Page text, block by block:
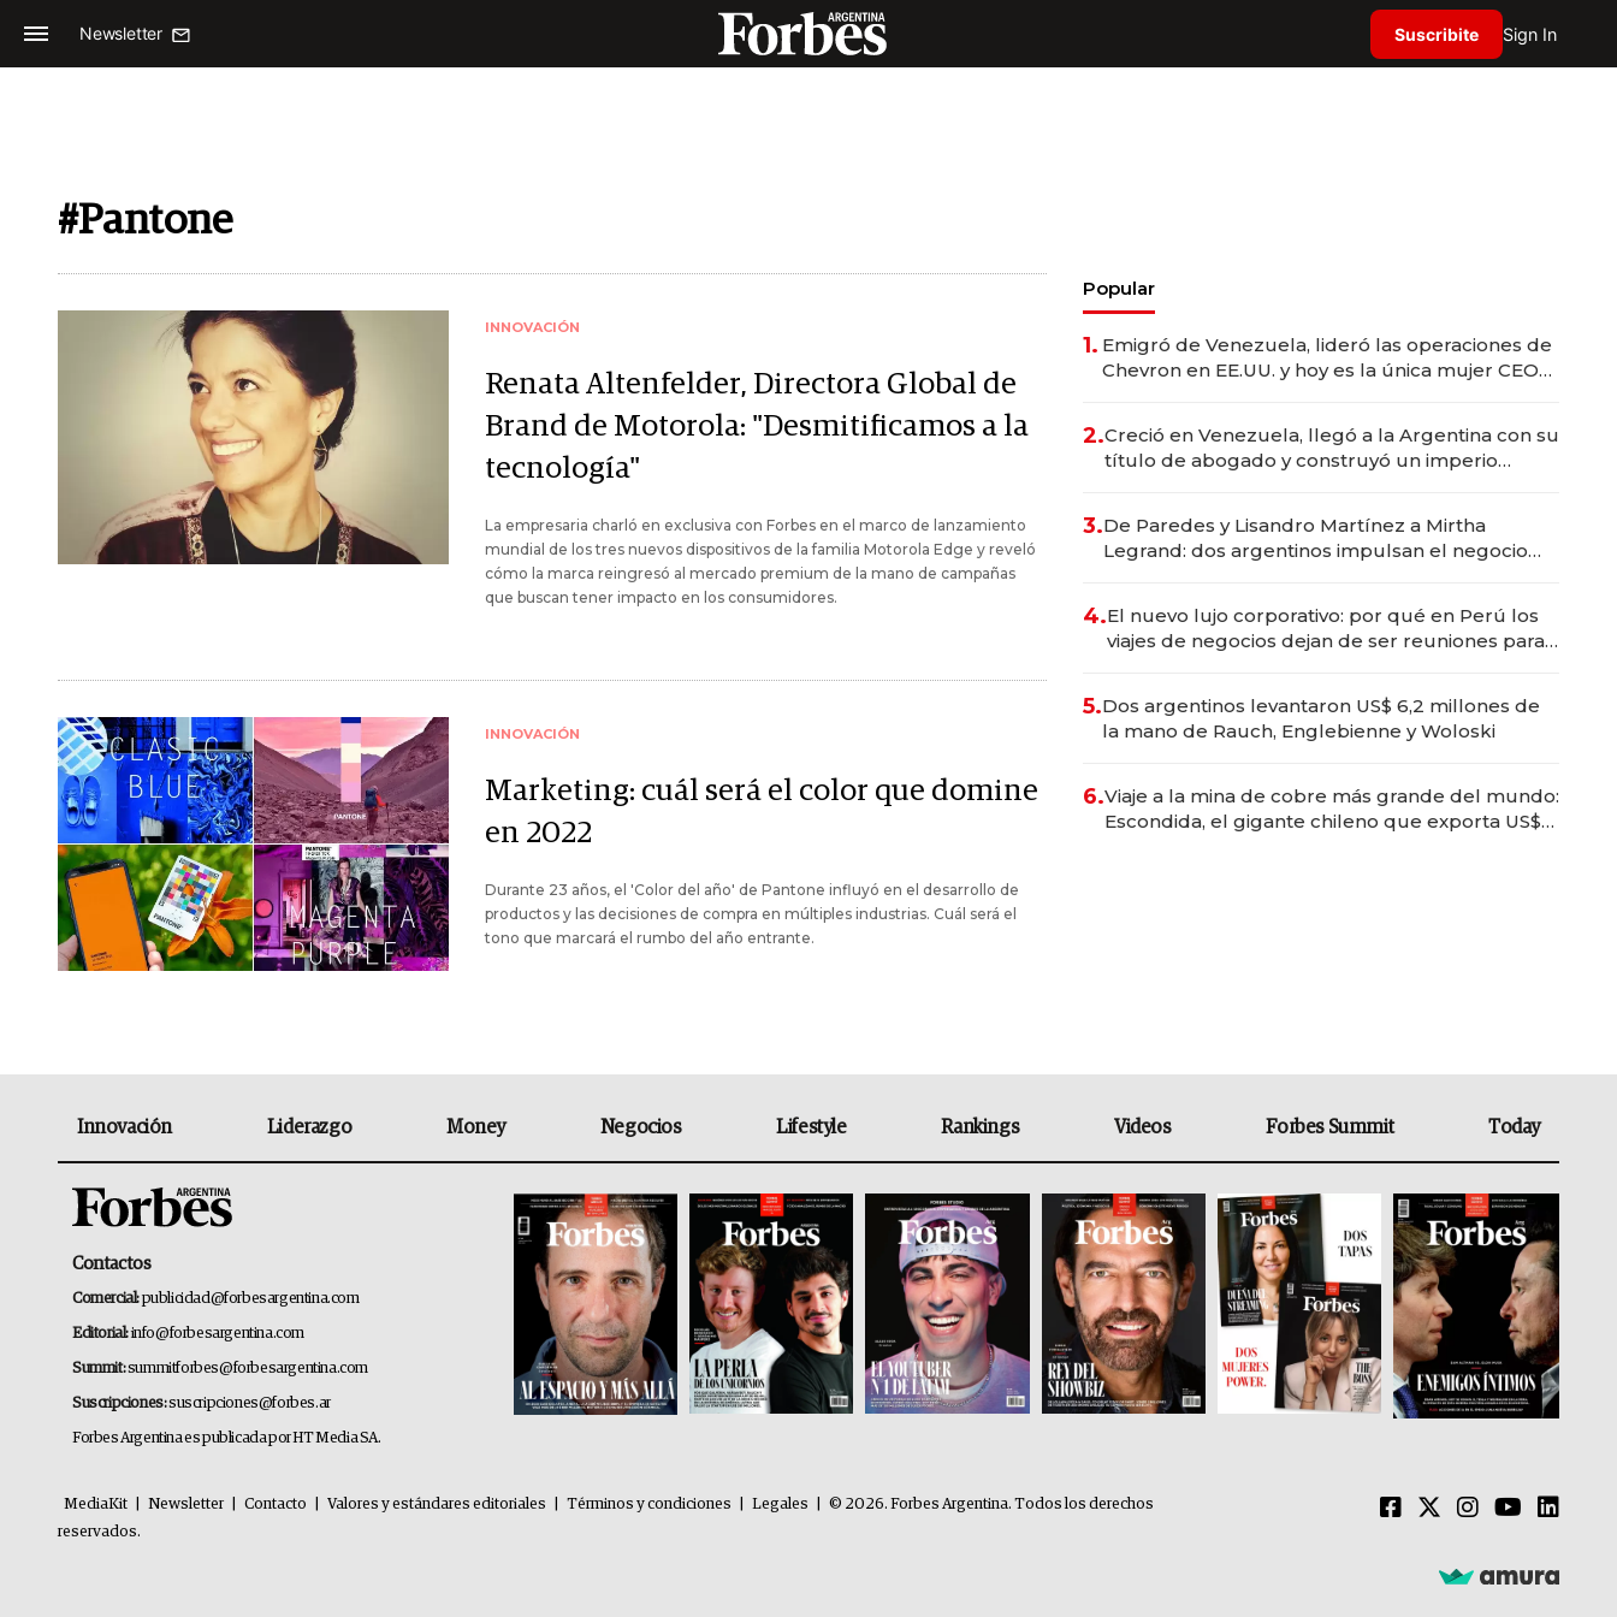
Newsletter Suscribite Sign In
#Pantone
INNOVACIÓN
Renata Altenfelder, Directora Global de
Brand de Motorola: "Desmitificamos a la
tecnología"
La empresaria charló en exclusiva con Forbes en el marco de lanzamiento
mundial de los tres nuevos dispositivos de la familia Motorola Edge y reveló
cómo la marca reingresó al mercado premium de la mano de campañas
que buscan tener impacto en los consumidores.
INNOVACIÓN
Marketing: cuál será el color que domine
en 2022
Durante 23 años, el 'Color del año' de Pantone influyó en el desarrollo de
productos y las decisiones de compra en múltiples industrias. Cuál será el
tono que marcará el rumbo del año entrante.
Popular
1. Emigró de Venezuela, lideró las operaciones de
Chevron en EE.UU. y hoy es la única mujer CEO
2.Creció en Venezuela, llegó a la Argentina con su
título de abogado y construyó un imperio
3.De Paredes y Lisandro Martínez a Mirtha
Legrand: dos argentinos impulsan el negocio
4.El nuevo lujo corporativo: por qué en Perú los
viajes de negocios dejan de ser reuniones para
5.Dos argentinos levantaron US$ 6,2 millones de
la mano de Rauch, Englebienne y Woloski
6.Viaje a la mina de cobre más grande del mundo:
Escondida, el gigante chileno que exporta US$
Innovación Liderazgo Money Negocios Lifestyle Rankings Videos Forbes Summit Today
Contactos
Comercial:publicidad@forbesargentina.com
Editorial:info@forbesargentina.com
Summit:summitforbes@forbesargentina.com
Suscripciones:suscripciones@forbes.ar
Forbes Argentina es publicada por HT Media SA.
MediaKit Newsletter Contacto Valores y estándares editoriales Términos y condiciones Legales
© 2026. Forbes Argentina. Todos los derechos
reservados.